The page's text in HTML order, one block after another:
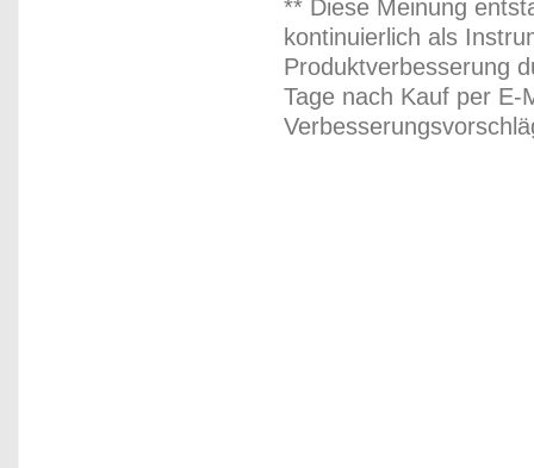
** Diese Meinung
kontinuierlich als
Produktverbesserung
Tage nach Kauf per E-